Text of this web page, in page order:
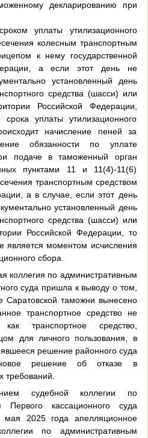
декларированию при
уплаты утилизационного
колесным транспортным
к нему государственной
а если этот день не
установленный день
средства (шасси) или
Российской Федерации,
уплаты утилизационного
начисление пеней за
обязанности по уплате
подаче в таможенный орган
пунктами 11 и 11(4)-11(6)
транспортным средством
а в случае, если этот день
установленный день
средства (шасси) или
Российской Федерации, то
является моментом исчисления
сбора.
коллегия по административным
суда пришла к выводу о том,
Саратовской таможни вынесено
транспортное средство не
транспортное средство,
для личного пользования, в
решение районного суда
решение об отказе в
требований.
судебной коллегии по
Первого кассационного суда
2025 года апелляционное
по административным